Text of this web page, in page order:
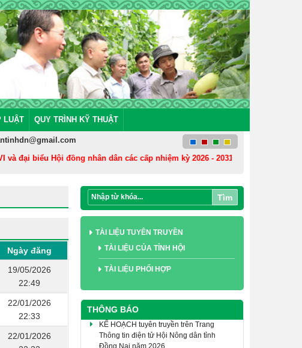
LUẬT QUY TRÌNH KỸ THUẬT
biểu Hội đồng nhân dân các cấp nhiệm kỳ 2026 - 2031
Tìm
Ngày đăng
19/05/2026
22:49
22/01/2026
22:33
22/01/2026
TÀI LIỆU TUYÊN TRUYỀN
TÀI LIỆU CỦA TỈNH HỘI
TÀI LIỆU PHỐI HỢP
THÔNG BÁO
Thông tin điện tử Hội Nông dân tỉnh
Đồng Nai năm 2026